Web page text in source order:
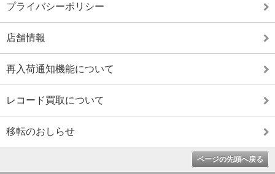
プライバシーポリシー
店舗情報
再入荷通知機能について
レコード買取について
移転のおしらせ
ページの先頭へ戻る